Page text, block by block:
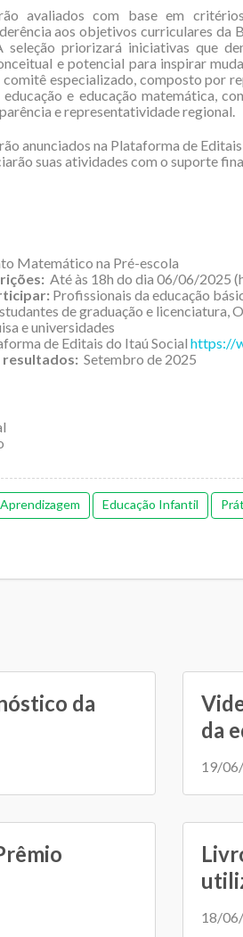
avaliados com base em
aos objetivos curriculares da
seleção priorizará iniciativas que
e potencial para inspirar
especializado, composto por
e educação matemática,
e representatividade regional.
anunciados na Plataforma de
suas atividades com o suporte
Matemático na Pré-escola
Até às 18h do dia 06/06/2025
Profissionais da educação
de graduação e licenciatura,
e universidades
de Editais do Itaú Social https://
resultados: Setembro de 2025
Aprendizagem Educação Infantil
da
da
19/
18/